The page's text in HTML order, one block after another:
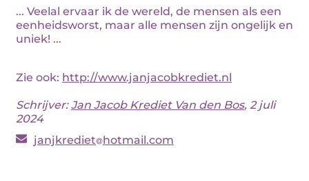
... Veelal ervaar ik de wereld, de mensen als een
eenheidsworst, maar alle mensen zijn ongelijk en
uniek! ...
Zie ook: http://www.janjacobkrediet.nl
Schrijver:Jan Jacob Krediet Van den Bos, 2 juli
2024
janjkrediet hotmail.com